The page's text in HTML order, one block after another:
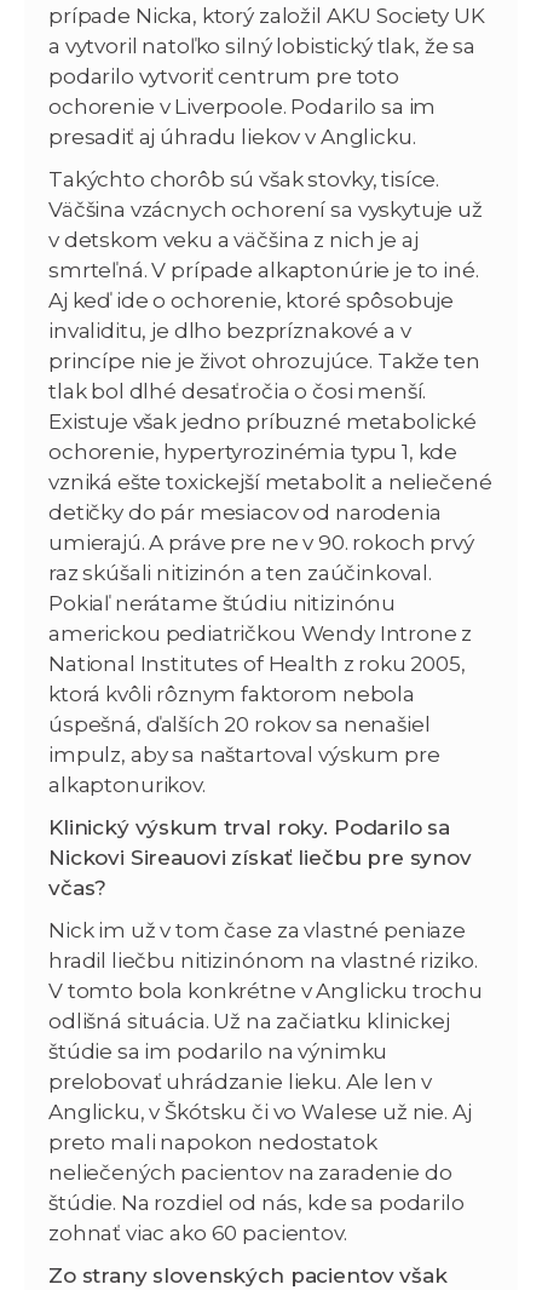
prípade Nicka, ktorý založil AKU Society UK
a vytvoril natoľko silný lobistický tlak, že sa
podarilo vytvoriť centrum pre toto
ochorenie v Liverpoole. Podarilo sa im
presadiť aj úhradu liekov v Anglicku.
Takýchto chorôb sú však stovky, tisíce.
Väčšina vzácnych ochorení sa vyskytuje už
v detskom veku a väčšina z nich je aj
smrteľná. V prípade alkaptonúrie je to iné.
Aj keď ide o ochorenie, ktoré spôsobuje
invaliditu, je dlho bezpríznakové a v
princípe nie je život ohrozujúce. Takže ten
tlak bol dlhé desaťročia o čosi menší.
Existuje však jedno príbuzné metabolické
ochorenie, hypertyrozinémia typu 1, kde
vzniká ešte toxickejší metabolit a neliečené
detičky do pár mesiacov od narodenia
umierajú. A práve pre ne v 90. rokoch prvý
raz skúšali nitizinón a ten zaúčinkoval.
Pokiaľ nerátame štúdiu nitizinónu
americkou pediatričkou Wendy Introne z
National Institutes of Health z roku 2005,
ktorá kvôli rôznym faktorom nebola
úspešná, ďalších 20 rokov sa nenašiel
impulz, aby sa naštartoval výskum pre
alkaptonurikov.
Klinický výskum trval roky. Podarilo sa
Nickovi Sireauovi získať liečbu pre synov
včas?
Nick im už v tom čase za vlastné peniaze
hradil liečbu nitizinónom na vlastné riziko.
V tomto bola konkrétne v Anglicku trochu
odlišná situácia. Už na začiatku klinickej
štúdie sa im podarilo na výnimku
prelobovať uhrádzanie lieku. Ale len v
Anglicku, v Škótsku či vo Walese už nie. Aj
preto mali napokon nedostatok
neliečených pacientov na zaradenie do
štúdie. Na rozdiel od nás, kde sa podarilo
zohnať viac ako 60 pacientov.
Zo strany slovenských pacientov však